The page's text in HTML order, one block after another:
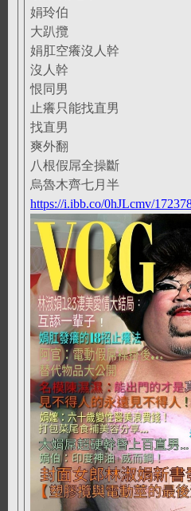
娟玲伯
大趴攬
娟肛空癢沒人幹
沒人幹
恨同男
止癢只能找直男
找直男
爽外翻
八根假屌全操斷
烏魯木齊七月半
https://i.ibb.co/0hJLcmv/